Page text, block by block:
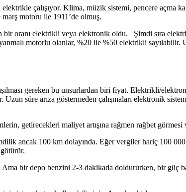
çalışıyor. Klima, müzik sistemi, pencere açma
motoru ile 1911’de olmuş.
bir oranı elektrikli veya elektronik oldu. Şimdi sıra
motorlu olanlar, %20 ile %50 elektrikli sayılabilir.
gereken bu unsurlardan biri fiyat. Elektrikli/
süre arıza göstermeden çalışmaları elektronik
getirecekleri maliyet artışına rağmen rağbet görmesi
ancak 100 km dolayında. Eğer vergiler hariç 100
bir depo benzini 2-3 dakikada doldururken, bir güç